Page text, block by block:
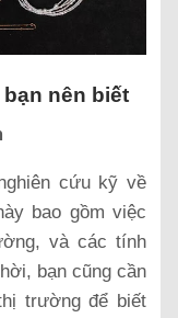
nên biết
cứu kỹ về
bao gồm việc
và các tính
bạn cũng cần
trường để biết